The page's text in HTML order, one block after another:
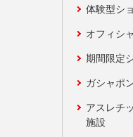
体験型シ
オフィシ
期間限定
ガシャポ
アスレチ
施設